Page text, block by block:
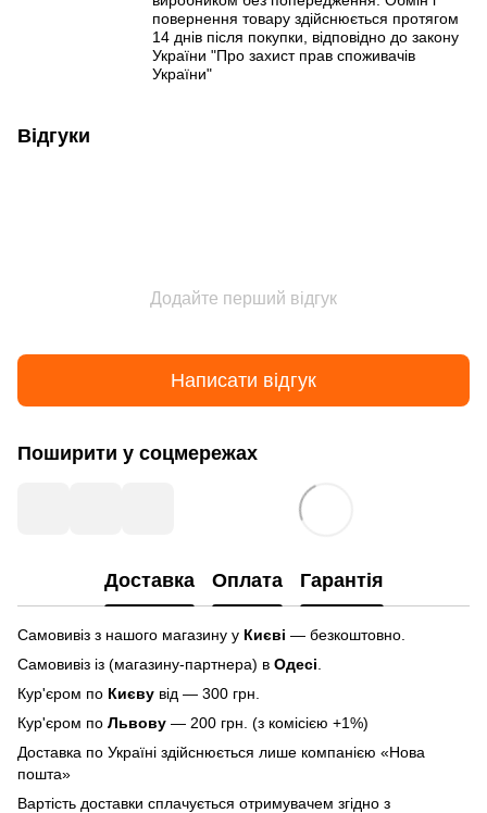
повернення товару здійснюється протягом
14 днів після покупки, відповідно до закону
України "Про захист прав споживачів
України"
Відгуки
Додайте перший відгук
Написати відгук
Поширити у соцмережах
Доставка Оплата Гарантія
Самовивіз з нашого магазину у Києві — безкоштовно.
Самовивіз із (магазину-партнера) в Одесі.
Кур'єром по Києву від — 300 грн.
Кур'єром по Львову — 200 грн. (з комісією +1%)
Доставка по Україні здійснюється лише компанією «Нова
пошта»
Вартість доставки сплачується отримувачем згідно з